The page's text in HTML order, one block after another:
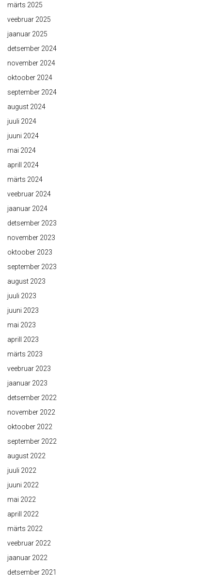
märts 2025
veebruar 2025
jaanuar 2025
detsember 2024
november 2024
oktoober 2024
september 2024
august 2024
juuli 2024
juuni 2024
mai 2024
aprill 2024
märts 2024
veebruar 2024
jaanuar 2024
detsember 2023
november 2023
oktoober 2023
september 2023
august 2023
juuli 2023
juuni 2023
mai 2023
aprill 2023
märts 2023
veebruar 2023
jaanuar 2023
detsember 2022
november 2022
oktoober 2022
september 2022
august 2022
juuli 2022
juuni 2022
mai 2022
aprill 2022
märts 2022
veebruar 2022
jaanuar 2022
detsember 2021